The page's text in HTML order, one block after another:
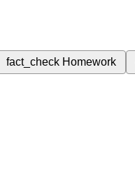
fact_check Homework